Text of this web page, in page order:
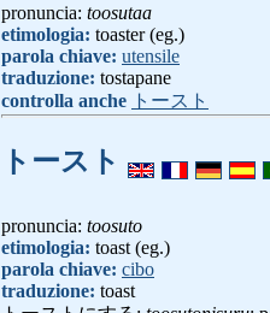
pronuncia: toosutaa
etimologia: toaster (eg.)
parola chiave: utensile
traduzione: tostapane
controlla anche トースト
トースト
pronuncia: toosuto
etimologia: toast (eg.)
parola chiave: cibo
traduzione: toast